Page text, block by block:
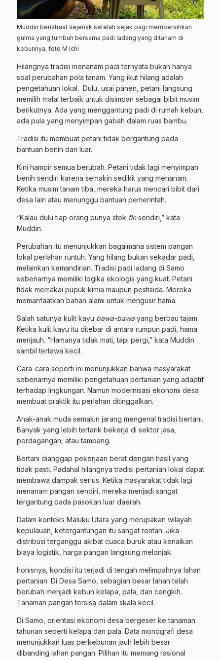
Muddin beristraat sejenak setelah sejak pagi membersihkan
gulma yang tumbuh bersama padi ladang yang ditanam di
kebunnya, foto M Ichi
Hilangnya tradisi menanam padi ternyata bukan hanya
soal perubahan pola tanam. Yang ikut hilang adalah
pengetahuan lokal. Dulu, usai panen, petani langsung
memilih malai terbaik untuk disimpan sebagai bibit musim
berikutnya. Ada yang menggantung padi di rumah kebun,
ada pula yang menyimpan gabah dalam ruas bambu.
Tradisi itu membuat petani tidak bergantung pada
bantuan benih dari luar.
Kini hampir semua berubah. Petani tidak lagi menyimpan
benih sendiri karena semakin sedikit yang menanam.
Ketika musim tanam tiba, mereka harus mencari bibit dari
desa lain atau menunggu bantuan pemerintah.
“Kalau dulu tiap orang punya stok finsendiri,” kata
Muddin.
Perubahan itu menunjukkan bagaimana sistem pangan
lokal perlahan runtuh. Yang hilang bukan sekadar padi,
melainkan kemandirian. Tradisi padi ladang di Samo
sebenarnya memiliki logika ekologis yang kuat. Petani
tidak memakai pupuk kimia maupun pestisida. Mereka
memanfaatkan bahan alami untuk mengusir hama.
Salah satunya kulit kayu bawa-bawayang berbau tajam.
Ketika kulit kayu itu ditebar di antara rumpun padi, hama
menjauh. “Hamanya tidak mati, tapi pergi,” kata Muddin
sambil tertawa kecil.
Cara-cara seperti ini menunjukkan bahwa masyarakat
sebenarnya memiliki pengetahuan pertanian yang adaptif
terhadap lingkungan. Namun modernisasi ekonomi desa
membuat praktik itu perlahan ditinggalkan.
Anak-anak muda semakin jarang mengenal tradisi bertani.
Banyak yang lebih tertarik bekerja di sektor jasa,
perdagangan, atau tambang.
Bertani dianggap pekerjaan berat dengan hasil yang
tidak pasti. Padahal hilangnya tradisi pertanian lokal dapat
membawa dampak serius. Ketika masyarakat tidak lagi
menanam pangan sendiri, mereka menjadi sangat
tergantung pada pasokan luar daerah.
Dalam konteks Maluku Utara yang merupakan wilayah
kepulauan, ketergantungan itu sangat rentan. Jika
distribusi terganggu akibat cuaca buruk atau kenaikan
biaya logistik, harga pangan langsung melonjak.
Ironisnya, kondisi itu terjadi di tengah melimpahnya lahan
pertanian. Di Desa Samo, sebagian besar lahan telah
berubah menjadi kebun kelapa, pala, dan cengkih.
Tanaman pangan tersisa dalam skala kecil.
Di Samo, orientasi ekonomi desa bergeser ke tanaman
tahunan seperti kelapa dan pala. Data monografi desa
menunjukkan luas perkebunan jauh lebih besar
dibanding lahan pangan. Pilihan itu memang rasional